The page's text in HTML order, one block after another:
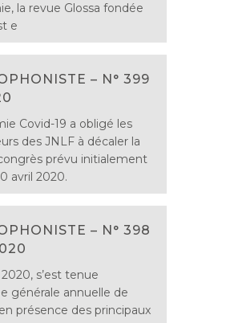
la revue Glossa fondée
e
– N° 399
Covid-19 a obligé les
des JNLF à décaler la
prévu initialement
avril 2020.
– N° 398
s’est tenue
générale annuelle de
présence des principaux